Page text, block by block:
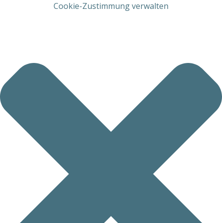
Cookie-Zustimmung verwalten